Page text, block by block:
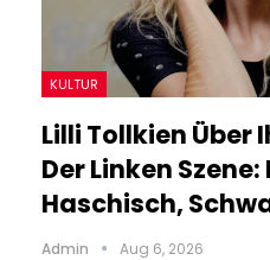
KULTUR
Lilli Tollkien Über
Der Linken
Haschisch,
Admin Aug 6, 2026